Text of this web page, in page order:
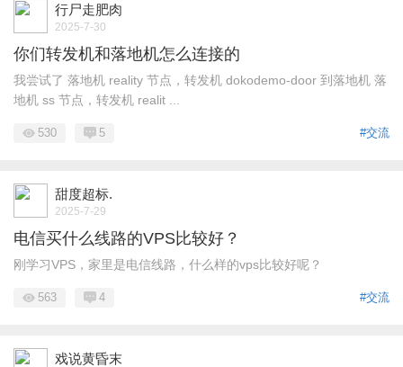
行尸走肥肉
2025-7-30
你们转发机和落地机怎么连接的
我尝试了 落地机 reality 节点，转发机 dokodemo-door 到落地机 落
地机 ss 节点，转发机 realit ...
#交流
530 5
甜度超标.
2025-7-29
电信买什么线路的VPS比较好？
刚学习VPS，家里是电信线路，什么样的vps比较好呢？
#交流
563 4
戏说黄昏末